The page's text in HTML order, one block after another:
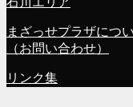
まざっせプラザにつ
（お問い合わせ）
リンク集